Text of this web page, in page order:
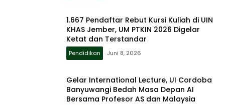
1.667 Pendaftar Rebut Kursi Kuliah di UIN
KHAS Jember, UM PTKIN 2026 Digelar
Ketat dan Terstandar
Pendidikan Juni 8, 2026
Gelar International Lecture, UI Cordoba
Banyuwangi Bedah Masa Depan AI
Bersama Profesor AS dan Malaysia